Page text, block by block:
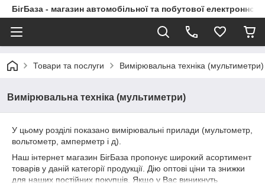
БігБаза - магазин автомобільної та побутової електронної
Товари та послуги Вимірювальна техніка (мультиметри)
Вимірювальна техніка (мультиметри)
У цьому розділі показано вимірювальні прилади (мультометр,
вольтометр, амперметр і д).
Наш інтернет магазин БігБаза пропонує широкий асортимент
товарів у даній категорії продукції. Дію оптові ціни та знижки
для наших постійних покупців. Якщо у Вас виникнуть